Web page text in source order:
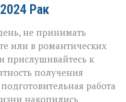
Рак
не принимать
или в романтических
прислушивайтесь к
получения
работа
накопились